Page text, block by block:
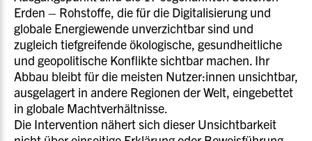
Erden – Rohstoffe, die für die Digitalisierung und
globale Energiewende unverzichtbar sind und
zugleich tiefgreifende ökologische, gesundheitliche
und geopolitische Konflikte sichtbar machen. Ihr
Abbau bleibt für die meisten Nutzer:innen unsichtbar,
ausgelagert in andere Regionen der Welt, eingebettet
in globale Machtverhältnisse.
Die Intervention nähert sich dieser Unsichtbarkeit